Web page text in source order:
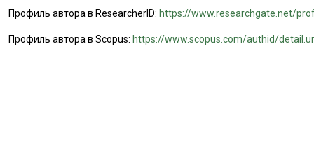
Профиль автора в ResearcherID: https://www.researchgate.net/
Профиль автора в Scopus: https://www.scopus.com/authid/